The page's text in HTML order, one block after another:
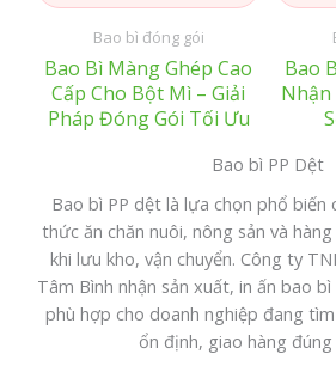
Bao bì đóng gói
Bao Bì Màng Ghép Cao
Cấp Cho Bột Mì – Giải
Pháp Đóng Gói Tối Ưu
Bao
Nhận
Bao bì PP Dệt
Bao bì PP dệt là lựa chọn phổ biến
thức ăn chăn nuôi, nông sản và
khi lưu kho, vận chuyển. Công ty
Tâm Bình nhận sản xuất, in ấn bao
phù hợp cho doanh nghiệp đang
ổn định, giao hàng